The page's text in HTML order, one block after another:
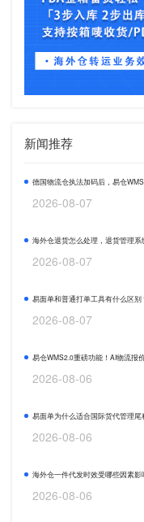
新闻推荐
德国物流仓执法加码后，易仓
2026-08-07
海外仓退货怎么处理，退货管理
2026-08-07
易面单和普通打单工具有什么区别
2026-08-07
易仓WMS2.0重磅功能！AI物流报
2026-08-06
易面单为什么适合国际货代管理尾
2026-08-06
海外仓一件代发时效受哪些因素
2026-08-06